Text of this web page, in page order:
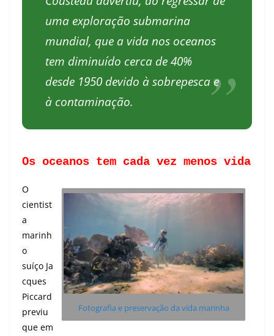
uma exploração submarina
mundial, que a vida nos oceanos
tem diminuído cerca de 40%
desde 1950 devido à sobrepesca e
à contaminação.
Os oceanos tem cada vez menos vida
Fotografia e preservação da vida marinha
O
cientist
a
marinh
o
suíço Ja
cques
Piccard
previu
que em